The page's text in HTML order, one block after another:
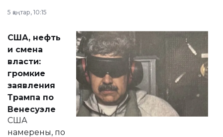
сразу несколько
актуальных тем —
от слухов о
политических
реформах до
вопросов армии,
экономики и
личного здоровья.
5 қаңтар, 10:15
США, нефть
и смена
власти:
громкие
заявления
Трампа по
Венесуэле
США
намерены, по